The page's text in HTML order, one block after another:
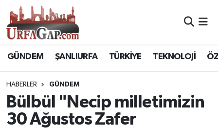
GÜNDEM ŞANLIURFA TÜRKİYE TEKNOLOJİ
HABERLER GÜNDEM
Bülbül "Necip milletimizin
30 Ağustos Zafer
Nöbetçi Eczaneler
Hava Durumu
Namaz Vakitleri
Trafik Durumu